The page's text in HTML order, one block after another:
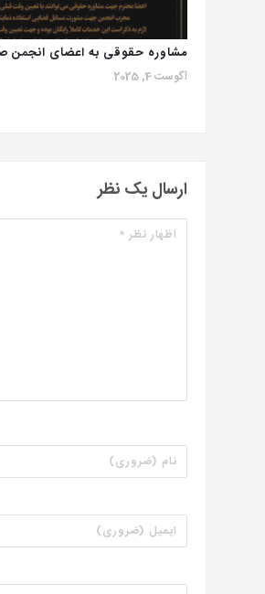
مشاوره حقوقی به اعضای انجمن
هنرمندان موسیقی ایران
آگوست 4, 2025
ارسال یک نظر